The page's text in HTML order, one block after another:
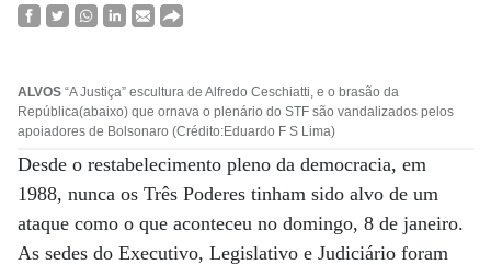
ALVOS “A Justiça” escultura de Alfredo Ceschiatti, e o brasão da
República(abaixo) que ornava o plenário do STF são vandalizados pelos
apoiadores de Bolsonaro (Crédito:Eduardo F S Lima)
Desde o restabelecimento pleno da democracia, em
1988, nunca os Três Poderes tinham sido alvo de um
ataque como o que aconteceu no domingo, 8 de janeiro.
As sedes do Executivo, Legislativo e Judiciário foram